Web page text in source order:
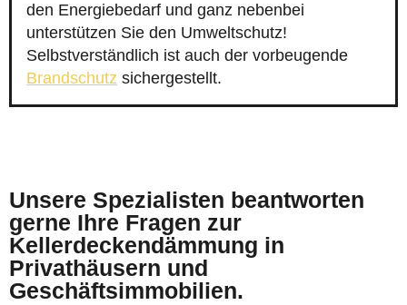
den Energiebedarf und ganz nebenbei
unterstützen Sie den Umweltschutz!
Selbstverständlich ist auch der vorbeugende
Brandschutz sichergestellt.
Unsere Spezialisten beantworten
gerne Ihre Fragen zur
Kellerdeckendämmung in
Privathäusern und
Geschäftsimmobilien.